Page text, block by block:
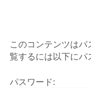
このコンテンツは
覧するには以下にパ
パスワード: